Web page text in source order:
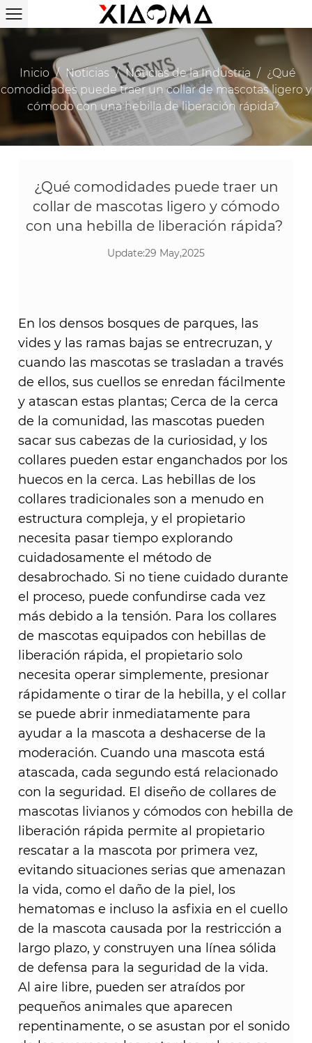
Inicio / Noticias / Noticias de la Industria / ¿Qué
comodidades puede traer un collar de mascotas ligero y
cómodo con una hebilla de liberación rápida? ​
¿Qué comodidades puede traer un
collar de mascotas ligero y cómodo
con una hebilla de liberación rápida? ​
Update:29 May,2025
En los densos bosques de parques, las
vides y las ramas bajas se entrecruzan, y
cuando las mascotas se trasladan a través
de ellos, sus cuellos se enredan fácilmente
y atascan estas plantas; Cerca de la cerca
de la comunidad, las mascotas pueden
sacar sus cabezas de la curiosidad, y los
collares pueden estar enganchados por los
huecos en la cerca. Las hebillas de los
collares tradicionales son a menudo en
estructura compleja, y el propietario
necesita pasar tiempo explorando
cuidadosamente el método de
desabrochado. Si no tiene cuidado durante
el proceso, puede confundirse cada vez
más debido a la tensión. Para los collares
de mascotas equipados con hebillas de
liberación rápida, el propietario solo
necesita operar simplemente, presionar
rápidamente o tirar de la hebilla, y el collar
se puede abrir inmediatamente para
ayudar a la mascota a deshacerse de la
moderación. Cuando una mascota está
atascada, cada segundo está relacionado
con la seguridad. El diseño de collares de
mascotas livianos y cómodos con hebilla de
liberación rápida permite al propietario
rescatar a la mascota por primera vez,
evitando situaciones serias que amenazan
la vida, como el daño de la piel, los
hematomas e incluso la asfixia en el cuello
de la mascota causada por la restricción a
largo plazo, y construyen una línea sólida
de defensa para la seguridad de la vida.
Al aire libre, pueden ser atraídos por
pequeños animales que aparecen
repentinamente, o se asustan por el sonido